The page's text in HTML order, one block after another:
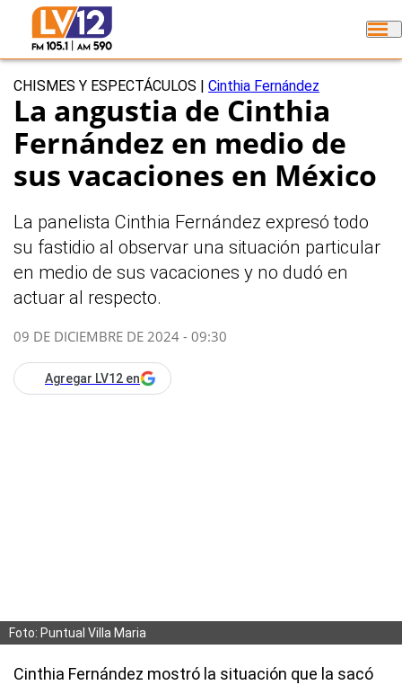
CHISMES Y ESPECTÁCULOS Cinthia Fernández
La angustia de Cinthia
Fernández en medio de
sus vacaciones en México
La panelista Cinthia Fernández expresó todo
su fastidio al observar una situación particular
en medio de sus vacaciones y no dudó en
actuar al respecto.
09 DE DICIEMBRE DE 2024 - 09:30
Agregar LV12 en
Foto: Puntual Villa Maria
Cinthia Fernández mostró la situación que la sacó